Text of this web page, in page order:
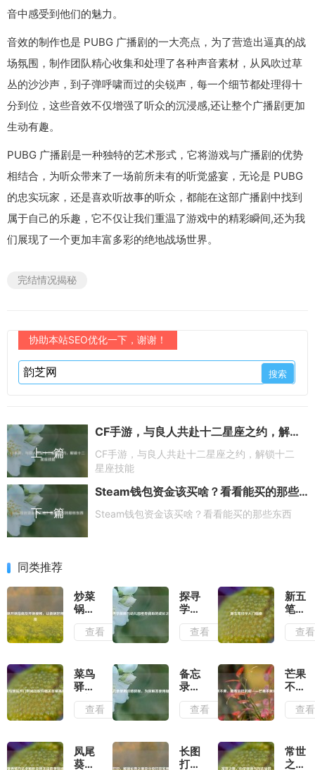
音中感受到他们的魅力。
音效的制作也是 PUBG 广播剧的一大亮点，为了营造出逼真的战
场氛围，制作团队精心收集和处理了各种声音素材，从风吹过草
丛的沙沙声，到子弹呼啸而过的尖锐声，每一个细节都处理得十
分到位，这些音效不仅增强了听众的沉浸感,还让整个广播剧更加
生动有趣。
PUBG 广播剧是一种独特的艺术形式，它将游戏与广播剧的优势
相结合，为听众带来了一场前所未有的听觉盛宴，无论是 PUBG
的忠实玩家，还是喜欢听故事的听众，都能在这部广播剧中找到
属于自己的乐趣，它不仅让我们重温了游戏中的精彩瞬间,还为我
们展现了一个更加丰富多彩的绝地战场世界。
完结情况揭秘
协助本站SEO优化一下，谢谢！
上一篇
CF手游，与良人共赴十二星座之约，解锁十二星座技能
CF手游，与良人共赴十二星座之约，解锁十二
星座技能
下一篇
Steam钱包资金该买啥？看看能买的那些东西
Steam钱包资金该买啥？看看能买的那些东西
同类推荐
炒菜
锅开
锅指
南及
频，
让新
锅好
用又
耐用
查看
探寻
学前
班与
幼儿
后的
成长
查看
新五
笔打
字入
门指
查看
菜鸟
驿站
开门
时间
关答
案揭
查看
备忘
录使
用攻
略教
解答
使用
查看
芒果
不
黄，
藏着
——
芒果
查看
凤尾
葵养
长图
打
常世
之